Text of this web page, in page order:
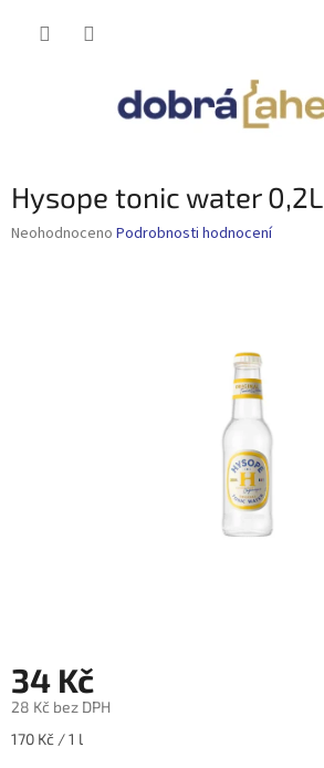
Hysope tonic water 0,2L
Průměrné
Neohodnoceno Podrobnosti hodnocení
34 Kč
28 Kč bez DPH
Měrná
170 Kč / 1 l